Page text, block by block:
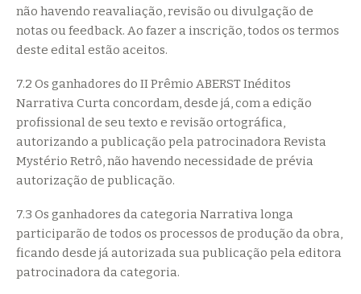
não havendo reavaliação, revisão ou divulgação de
notas ou feedback. Ao fazer a inscrição, todos os termos
deste edital estão aceitos.
7.2 Os ganhadores do II Prêmio ABERST Inéditos
Narrativa Curta concordam, desde já, com a edição
profissional de seu texto e revisão ortográfica,
autorizando a publicação pela patrocinadora Revista
Mystério Retrô, não havendo necessidade de prévia
autorização de publicação.
7.3 Os ganhadores da categoria Narrativa longa
participarão de todos os processos de produção da obra,
ficando desde já autorizada sua publicação pela editora
patrocinadora da categoria.